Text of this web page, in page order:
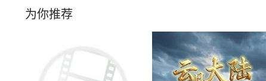
第02集
为你推荐